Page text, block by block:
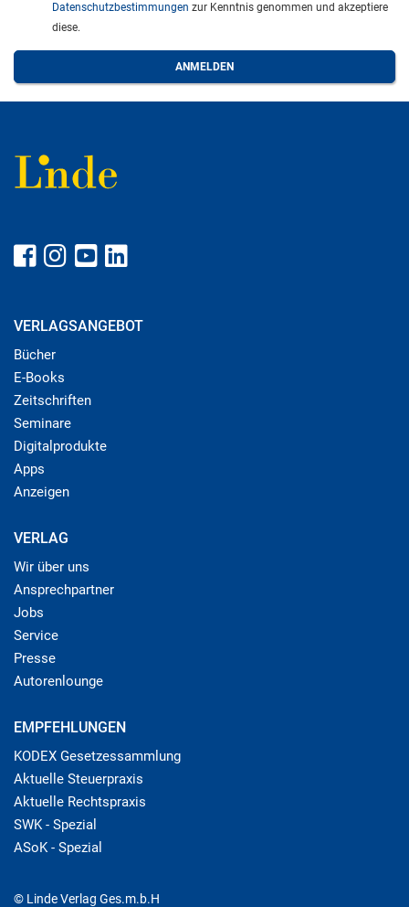
Datenschutzbestimmungen zur Kenntnis genommen und akzeptiere
diese.
VERLAGSANGEBOT
Bücher
E-Books
Zeitschriften
Seminare
Digitalprodukte
Apps
Anzeigen
VERLAG
Wir über uns
Ansprechpartner
Jobs
Service
Presse
Autorenlounge
EMPFEHLUNGEN
KODEX Gesetzessammlung
Aktuelle Steuerpraxis
Aktuelle Rechtspraxis
SWK - Spezial
ASoK - Spezial
© Linde Verlag Ges.m.b.H